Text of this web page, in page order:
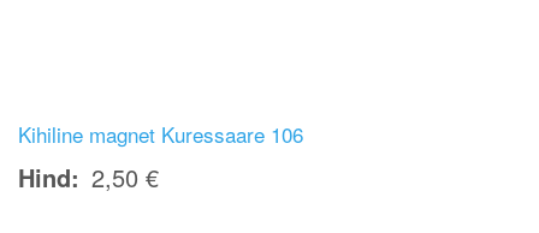
Kihiline magnet Kuressaare 106
Hind 2,50 €